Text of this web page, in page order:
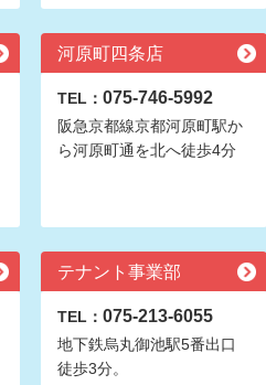
河原町四条店
TEL： 075-746-5992
阪急京都線京都河原町駅か
ら河原町通を北へ徒歩4分
テナント事業部
TEL： 075-213-6055
地下鉄烏丸御池駅5番出口
徒歩3分。